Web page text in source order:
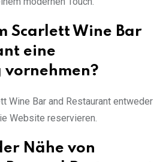
Scarlett Wine Bar
eine
vornehmen?
Wine Bar and Restaurant entweder
Website reservieren.
Nähe von